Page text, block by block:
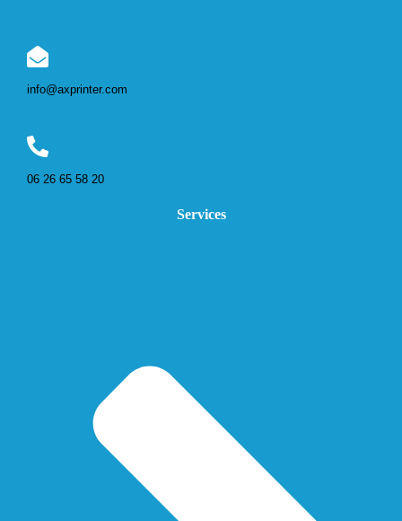
info@axprinter.com
06 26 65 58 20
Services